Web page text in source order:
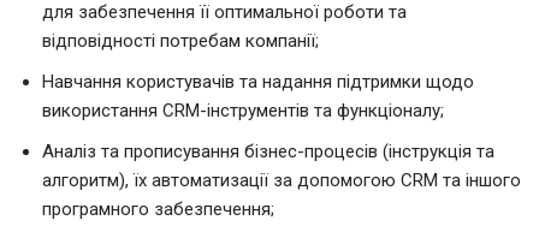
для забезпечення її оптимальної роботи та
відповідності потребам компанії;
Навчання користувачів та надання підтримки щодо
використання CRM-інструментів та функціоналу;
Аналіз та прописування бізнес-процесів (інструкція та
алгоритм), їх автоматизації за допомогою CRM та іншого
програмного забезпечення;